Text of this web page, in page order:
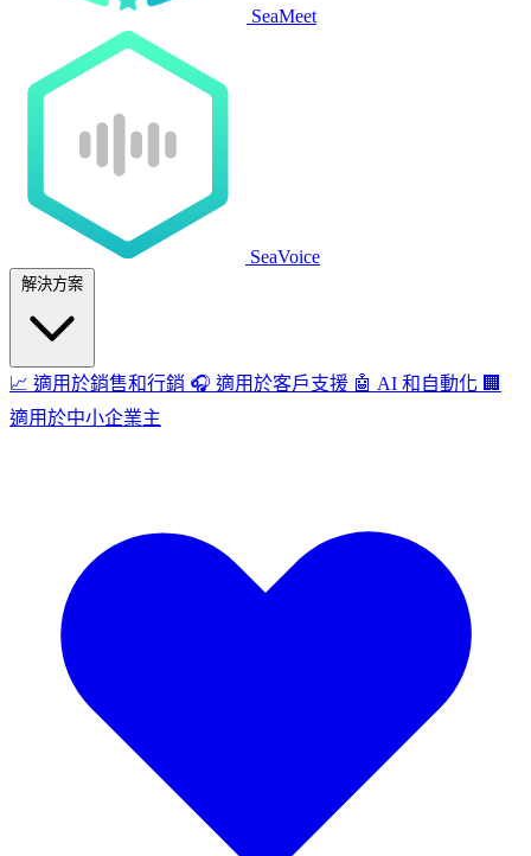
SeaMeet
SeaVoice
解決方案
📈 適用於銷售和行銷 🎧 適用於客戶支援 🤖 AI 和自動化 🏢
適用於中小企業主